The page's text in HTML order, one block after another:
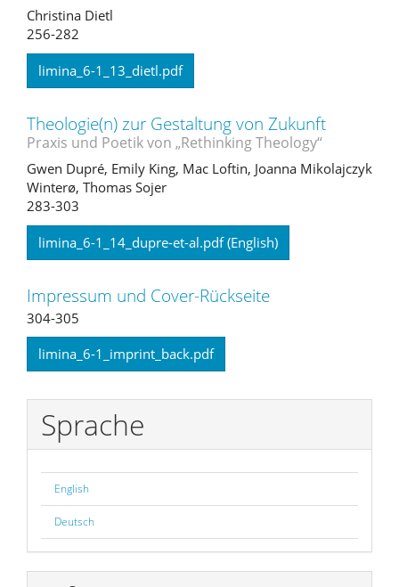
Christina Dietl
256-282
limina_6-1_13_dietl.pdf
Theologie(n) zur Gestaltung von Zukunft
Praxis und Poetik von „Rethinking Theology“
Gwen Dupré, Emily King, Mac Loftin, Joanna Mikolajczyk
Winterø, Thomas Sojer
283-303
limina_6-1_14_dupre-et-al.pdf (English)
Impressum und Cover-Rückseite
304-305
limina_6-1_imprint_back.pdf
Sprache
English
Deutsch